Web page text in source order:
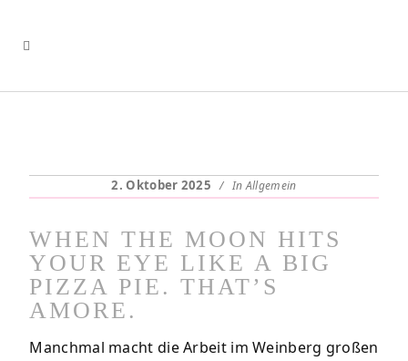
2. Oktober 2025 In Allgemein
WHEN THE MOON HITS
YOUR EYE LIKE A BIG
PIZZA PIE. THAT’S
AMORE.
Manchmal macht die Arbeit im Weinberg großen